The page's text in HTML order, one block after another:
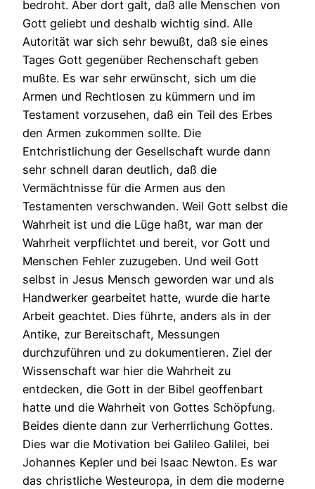
bedroht. Aber dort galt, daß alle Menschen von
Gott geliebt und deshalb wichtig sind. Alle
Autorität war sich sehr bewußt, daß sie eines
Tages Gott gegenüber Rechenschaft geben
mußte. Es war sehr erwünscht, sich um die
Armen und Rechtlosen zu kümmern und im
Testament vorzusehen, daß ein Teil des Erbes
den Armen zukommen sollte. Die
Entchristlichung der Gesellschaft wurde dann
sehr schnell daran deutlich, daß die
Vermächtnisse für die Armen aus den
Testamenten verschwanden. Weil Gott selbst die
Wahrheit ist und die Lüge haßt, war man der
Wahrheit verpflichtet und bereit, vor Gott und
Menschen Fehler zuzugeben. Und weil Gott
selbst in Jesus Mensch geworden war und als
Handwerker gearbeitet hatte, wurde die harte
Arbeit geachtet. Dies führte, anders als in der
Antike, zur Bereitschaft, Messungen
durchzuführen und zu dokumentieren. Ziel der
Wissenschaft war hier die Wahrheit zu
entdecken, die Gott in der Bibel geoffenbart
hatte und die Wahrheit von Gottes Schöpfung.
Beides diente dann zur Verherrlichung Gottes.
Dies war die Motivation bei Galileo Galilei, bei
Johannes Kepler und bei Isaac Newton. Es war
das christliche Westeuropa, in dem die moderne